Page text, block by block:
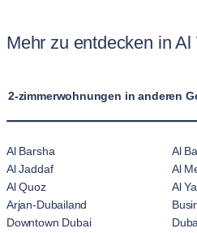
Mehr zu entdecken in Al
2-zimmerwohnungen in anderen
Al Barsha
Al
Al Jaddaf
Al
Al Quoz
Al
Arjan-Dubailand
Downtown Dubai